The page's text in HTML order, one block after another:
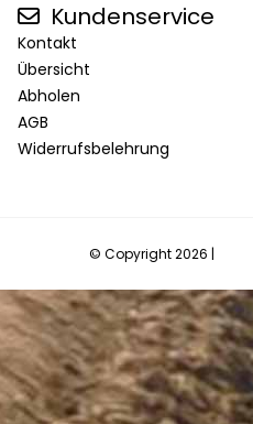
Kundenservice
Kontakt
Übersicht
Abholen
AGB
Widerrufsbelehrung
© Copyright 2026 |